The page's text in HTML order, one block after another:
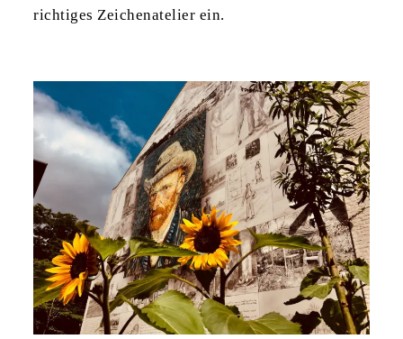
richtiges Zeichenatelier ein.